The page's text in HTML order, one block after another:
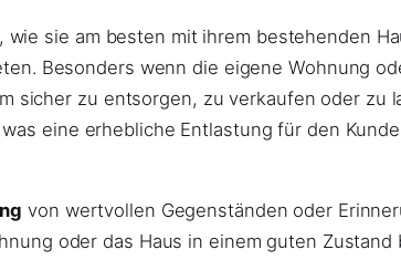
sie am besten mit ihrem bestehenden
Besonders wenn die eigene Wohnung
zu entsorgen, zu verkaufen oder zu
eine erhebliche Entlastung für den
von wertvollen Gegenständen oder
oder das Haus in einem guten